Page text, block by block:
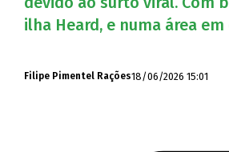
ilha Heard, e numa área
Filipe Pimentel Rações18/06/2026 15:01